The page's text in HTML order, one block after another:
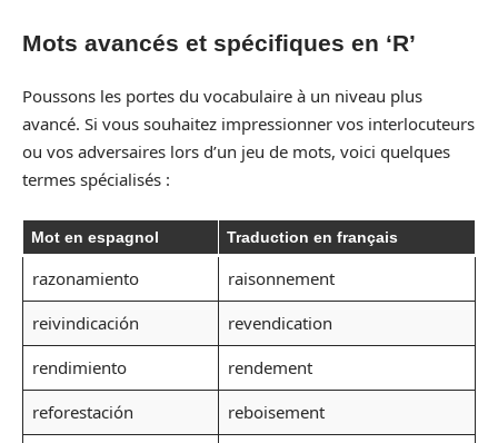
Mots avancés et spécifiques en ‘R’
Poussons les portes du vocabulaire à un niveau plus
avancé. Si vous souhaitez impressionner vos interlocuteurs
ou vos adversaires lors d’un jeu de mots, voici quelques
termes spécialisés :
Mot en espagnol Traduction en français
razonamiento
raisonnement
reivindicación
revendication
rendimiento
rendement
reforestación
reboisement